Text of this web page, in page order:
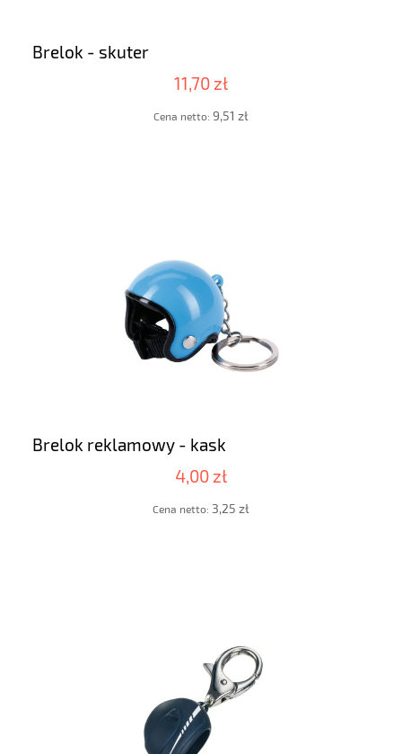
Brelok - skuter
11,70 zł
Cena netto: 9,51 zł
Brelok reklamowy - kask
4,00 zł
Cena netto: 3,25 zł